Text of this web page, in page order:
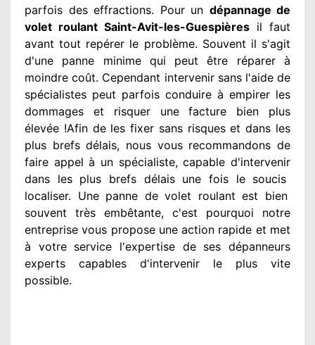
parfois des effractions. Pour un dépannage de
volet roulant Saint-Avit-les-Guespières il faut
avant tout repérer le problème. Souvent il s'agit
d'une panne minime qui peut être réparerà
moindre coût. Cependant intervenirsans l'aide de
spécialistes peut parfois conduire à empirer les
dommages et risquer une facture bien plus
élevée !Afin de les fixer sans risques et dans les
plus brefsdélais, nous vous recommandons de
faire appel à un spécialiste, capable d'intervenir
dans les plus brefs délais une fois le soucis
localiser. Une panne de volet roulant est bien
souvent très embêtante, c'est pourquoi notre
entreprise vous propose une action rapide et met
à votre service l'expertise de ses dépanneurs
experts capables d'intervenir le plus vite
possible.